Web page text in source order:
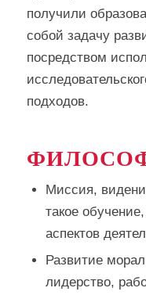
получили
собой задачу
посредством
подходов.
Миссия,
такое
аспектов
Развитие
лидерство,